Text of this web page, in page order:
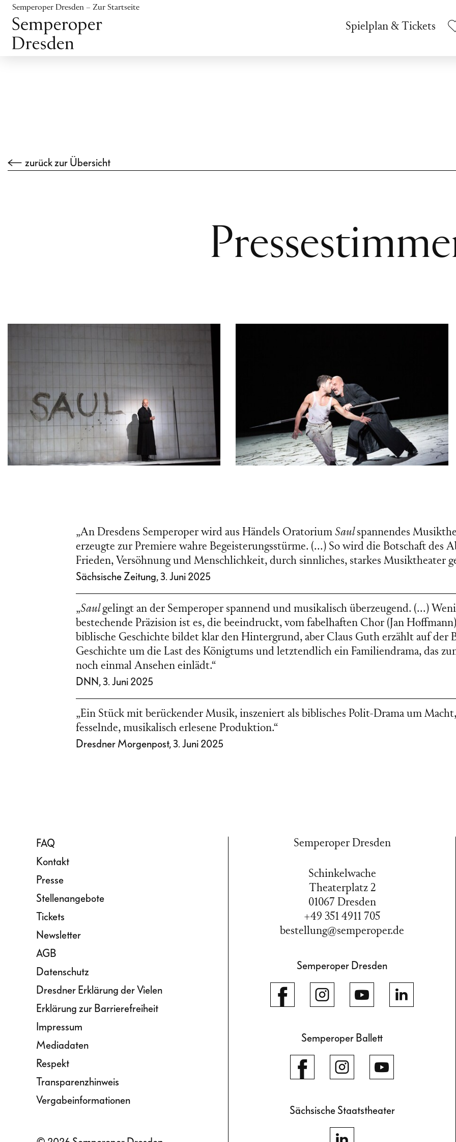
Inhalt anspringen
Fußbereich anspringen
Semperoper Dresden – Zur Startseite
Spielplan & Tickets
zurück zur Übersicht
„An Dresdens Semperoper wird aus Händels OratoriumSaul spannendes
erzeugte zur Premiere wahre Begeisterungsstürme. (…) So wird die Botschaft des
Frieden, Versöhnung und Menschlichkeit, durch sinnliches, starkes Musiktheater
Sächsische Zeitung, 3. Juni 2025
„Saul gelingt an der Semperoper spannend und musikalisch überzeugend. (…)
bestechende Präzision ist es, die beeindruckt, vom fabelhaften Chor (Jan
biblische Geschichte bildet klar den Hintergrund, aber Claus Guth erzählt auf der
Geschichte um die Last des Königtums und letztendlich ein Familiendrama, das
noch einmal Ansehen einlädt.“
DNN, 3. Juni 2025
„Ein Stück mit berückender Musik, inszeniert als biblisches Polit-Drama um
fesselnde, musikalisch erlesene Produktion.“
Dresdner Morgenpost, 3. Juni 2025
FAQ
Kontakt
Presse
Stellenangebote
Tickets
Newsletter
AGB
Datenschutz
Dresdner Erklärung der Vielen
Erklärung zur Barrierefreiheit
Impressum
Mediadaten
Respekt
Transparenzhinweis
Vergabeinformationen
Semperoper Dresden
Schinkelwache
Theaterplatz 2
01067 Dresden
+49 351 4911 705
bestellung@semperoper.de
Semperoper Dresden
Semperoper Ballett
Sächsische Staatstheater